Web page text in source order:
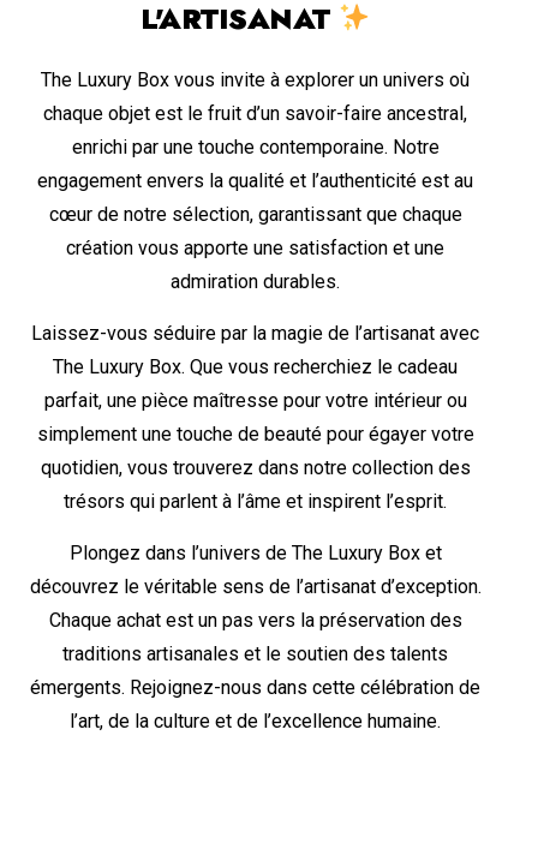
L'ARTISANAT
The Luxury Box vous invite à explorer un univers où
chaque objet est le fruit d’un savoir-faire ancestral,
enrichi par une touche contemporaine. Notre
engagement envers la qualité et l’authenticité est au
cœur de notre sélection, garantissant que chaque
création vous apporte une satisfaction et une
admiration durables.
Laissez-vous séduire par la magie de l’artisanat avec
The Luxury Box. Que vous recherchiez le cadeau
parfait, une pièce maîtresse pour votre intérieur ou
simplement une touche de beauté pour égayer votre
quotidien, vous trouverez dans notre collection des
trésors qui parlent à l’âme et inspirent l’esprit.
Plongez dans l’univers de The Luxury Box et
découvrez le véritable sens de l’artisanat d’exception.
Chaque achat est un pas vers la préservation des
traditions artisanales et le soutien des talents
émergents. Rejoignez-nous dans cette célébration de
l’art, de la culture et de l’excellence humaine.